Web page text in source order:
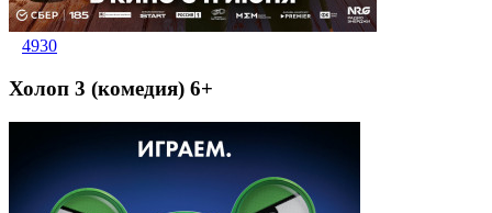
4930
Холоп 3 (комедия) 6+